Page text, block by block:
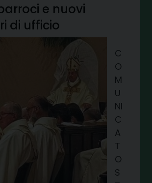
e nuovi
di ufficio
C
O
M
U
NI
C
A
T
O
S